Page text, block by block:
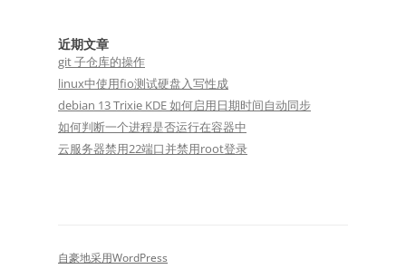
近期文章
git 子仓库的操作
linux中使用fio测试硬盘入写性成
debian 13 Trixie KDE 如何启用日期时间自动同步
如何判断一个进程是否运行在容器中
云服务器禁用22端口并禁用root登录
自豪地采用WordPress